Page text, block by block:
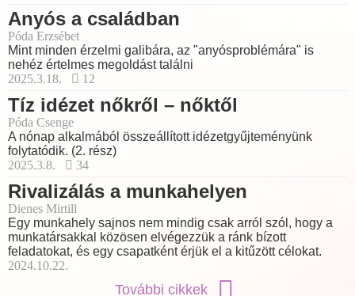
Anyós a családban
Póda Erzsébet
Mint minden érzelmi galibára, az "anyósproblémára" is
nehéz értelmes megoldást találni
2025.3.18.
12
Tíz idézet nőkről – nőktől
Póda Csenge
A nónap alkalmából összeállított idézetgyűjteményünk
folytatódik. (2. rész)
2025.3.8.
34
Rivalizálás a munkahelyen
Dienes Mirtill
Egy munkahely sajnos nem mindig csak arról szól, hogy a
munkatársakkal közösen elvégezzük a ránk bízott
feladatokat, és egy csapatként érjük el a kitűzött célokat.
2024.10.22.
További cikkek